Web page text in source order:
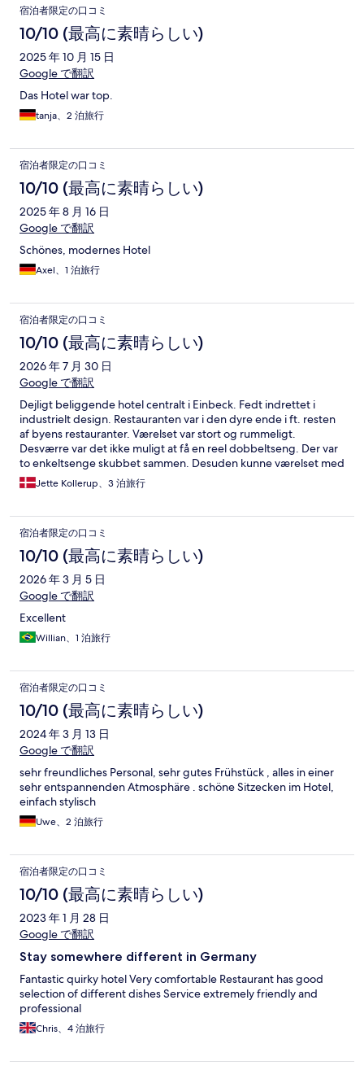
宿泊者限定の口コミ
10/10 (最高に素晴らしい)
2025 年 10 月 15 日
Google で翻訳
Das Hotel war top.
tanja、2 泊旅行
宿泊者限定の口コミ
10/10 (最高に素晴らしい)
2025 年 8 月 16 日
Google で翻訳
Schönes, modernes Hotel
Axel、1 泊旅行
宿泊者限定の口コミ
10/10 (最高に素晴らしい)
2026 年 7 月 30 日
Google で翻訳
Dejligt beliggende hotel centralt i Einbeck. Fedt indrettet i
industrielt design. Restauranten var i den dyre ende i ft. resten
af byens restauranter. Værelset var stort og rummeligt.
Desværre var det ikke muligt at få en reel dobbeltseng. Der var
to enkeltsenge skubbet sammen. Desuden kunne værelset med
fordel have haft en elkedel med mulighed for at lave en kop
kaffe.
Jette Kollerup、3 泊旅行
宿泊者限定の口コミ
10/10 (最高に素晴らしい)
2026 年 3 月 5 日
Google で翻訳
Excellent
Willian、1 泊旅行
宿泊者限定の口コミ
10/10 (最高に素晴らしい)
2024 年 3 月 13 日
Google で翻訳
sehr freundliches Personal, sehr gutes Frühstück , alles in einer
sehr entspannenden Atmosphäre . schöne Sitzecken im Hotel,
einfach stylisch
Uwe、2 泊旅行
宿泊者限定の口コミ
10/10 (最高に素晴らしい)
2023 年 1 月 28 日
Google で翻訳
Stay somewhere different in Germany
Fantastic quirky hotel Very comfortable Restaurant has good
selection of different dishes Service extremely friendly and
professional
Chris、4 泊旅行